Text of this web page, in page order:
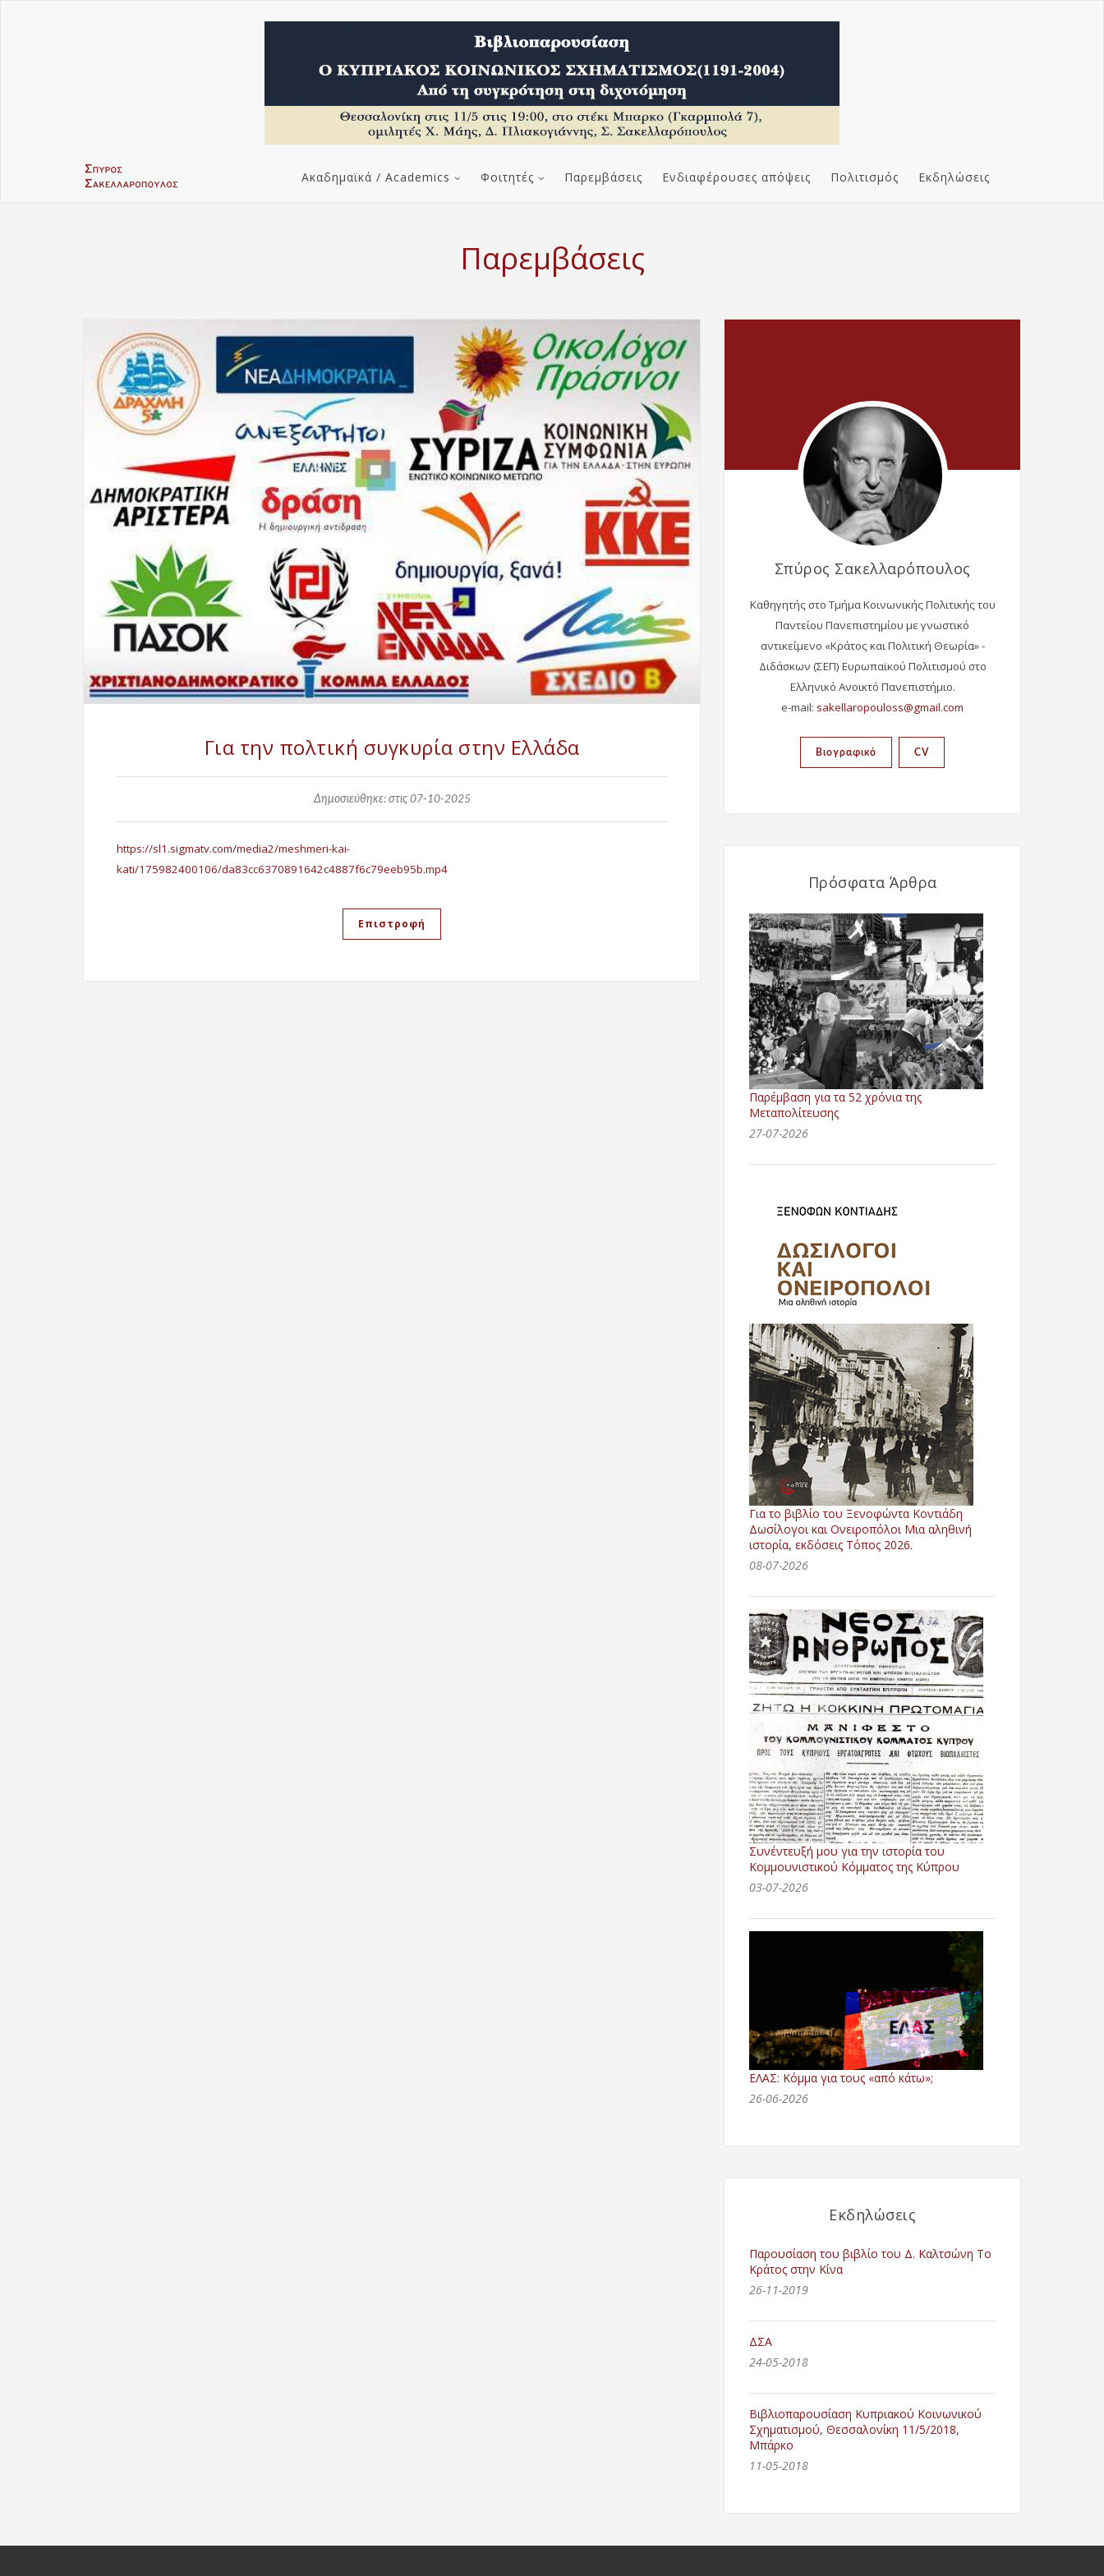
Ακαδημαϊκά / Academics Φοιτητές Παρεμβάσεις Ενδιαφέρουσες απόψεις Πολιτισμός Εκδηλώσεις
Παρεμβάσεις
Για την πολτική συγκυρία στην Ελλάδα
Δημοσιεύθηκε: στις 07-10-2025
https://sl1.sigmatv.com/media2/meshmeri-kai-
kati/175982400106/da83cc6370891642c4887f6c79eeb95b.mp4
Επιστροφή
Σπύρος Σακελλαρόπουλος
Καθηγητής στο Τμήμα Κοινωνικής Πολιτικής του
Παντείου Πανεπιστημίου με γνωστικό
αντικείμενο «Κράτος και Πολιτική Θεωρία» -
Διδάσκων (ΣΕΠ) Ευρωπαϊκού Πολιτισμού στο
Ελληνικό Ανοικτό Πανεπιστήμιο.
e-mail:
Βιογραφικό CV
Πρόσφατα Άρθρα
Παρέμβαση για τα 52 χρόνια της
Μεταπολίτευσης
27-07-2026
Για το βιβλίο του Ξενοφώντα Κοντιάδη
Δωσίλογοι και Ονειροπόλοι Μια αληθινή
ιστορία, εκδόσεις Τόπος 2026.
08-07-2026
Συνέντευξή μου για την ιστορία του
Κομμουνιστικού Κόμματος της Κύπρου
03-07-2026
ΕΛΑΣ: Κόμμα για τους «από κάτω»;
26-06-2026
Εκδηλώσεις
Παρουσίαση του βιβλίο του Δ. Καλτσώνη Το
Κράτος στην Κίνα
26-11-2019
ΔΣΑ
24-05-2018
Βιβλιοπαρουσίαση Κυπριακού Κοινωνικού
Σχηματισμού, Θεσσαλονίκη 11/5/2018,
Μπάρκο
11-05-2018